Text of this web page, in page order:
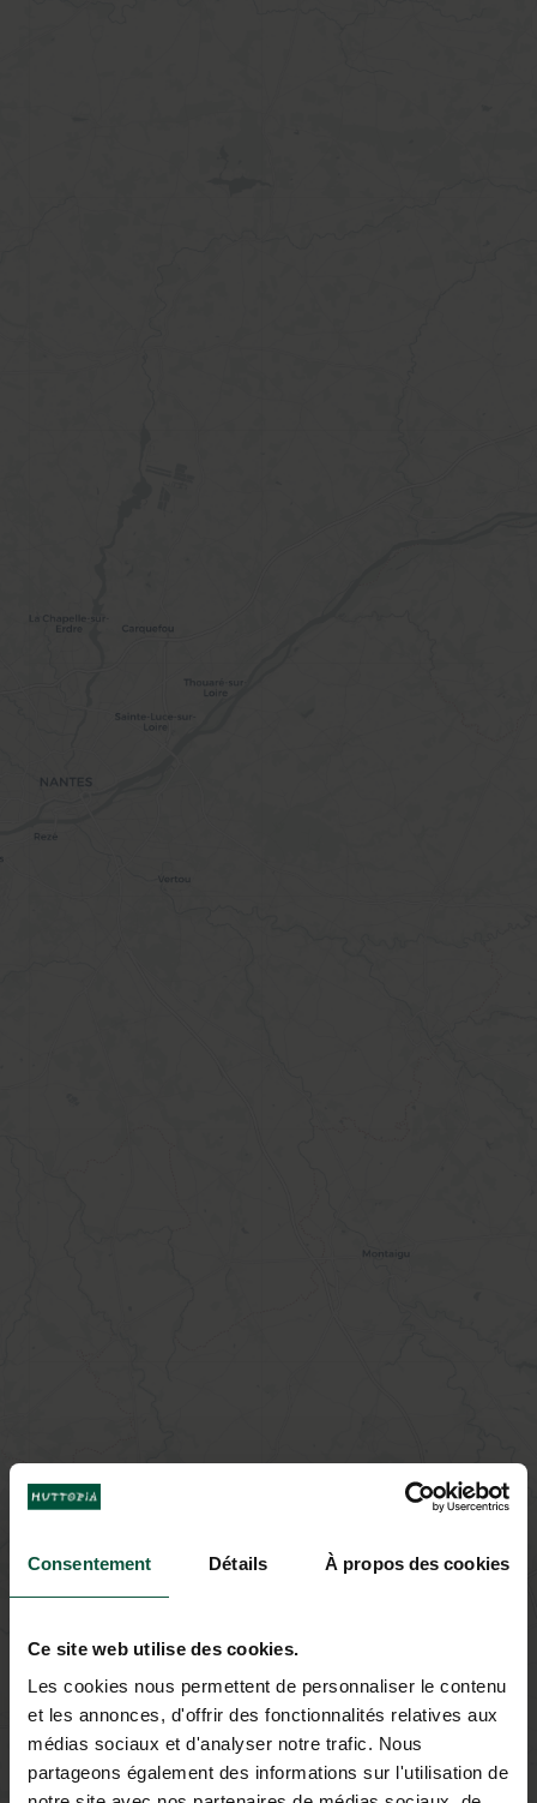
Consentement Détails À propos des cookies
Ce site web utilise des cookies.
Les cookies nous permettent de personnaliser le contenu
et les annonces, d'offrir des fonctionnalités relatives aux
médias sociaux et d'analyser notre trafic. Nous
partageons également des informations sur l'utilisation de